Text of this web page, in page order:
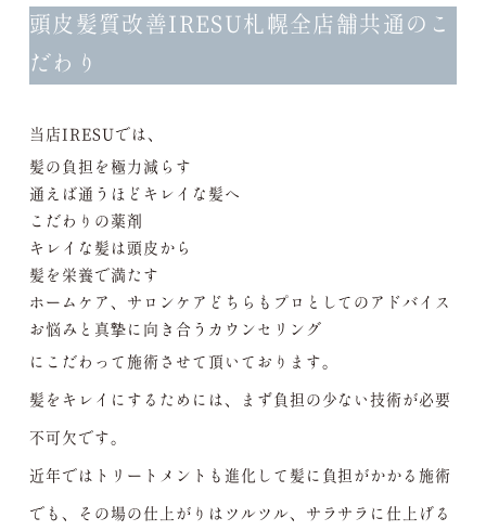
頭皮髪質改善IRESU札幌全店舗共通のこ
だわり
当店IRESUでは、
髪の負担を極力減らす
通えば通うほどキレイな髪へ
こだわりの薬剤
キレイな髪は頭皮から
髪を栄養で満たす
ホームケア、サロンケアどちらもプロとしてのアドバイス
お悩みと真摯に向き合うカウンセリング
にこだわって施術させて頂いております。
髪をキレイにするためには、まず負担の少ない技術が必要
不可欠です。
近年ではトリートメントも進化して髪に負担がかかる施術
でも、その場の仕上がりはツルツル、サラサラに仕上げる